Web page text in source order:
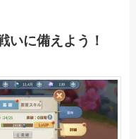
いに備えよう！